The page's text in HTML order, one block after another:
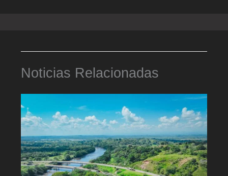
Noticias Relacionadas